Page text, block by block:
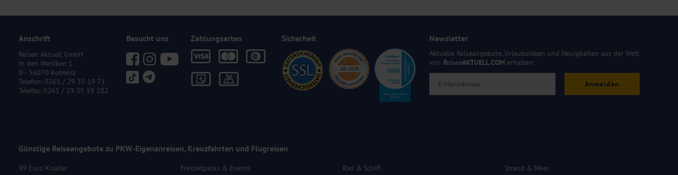
Anschrift
Reisen Aktuell GmbH
In den Weniken 1
D - 56070 Koblenz
Telefon: 0261 / 29 35 19 71
Telefax: 0261 / 29 35 19 102
Besucht uns Zahlungsarten Sicherheit Newsletter
Aktuelle Reiseangebote, Urlaubsideen und Neuigkeiten aus der Welt
von ReisenAKTUELL.COM erhalten:
Anmelden
Günstige Reiseangebote zu PKW-Eigenanreisen, Kreuzfahrten und Flugreisen
99 Euro Knaller
Freizeitparks & Events
Rad & Schiff
Strand & Meer